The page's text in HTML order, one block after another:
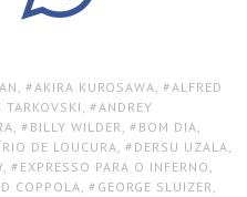
, AKIRA KUROSAWA, ALFRED
TARKOVSKI , ANDREY
, BILLY WILDER, BOM DIA,
DE LOUCURA, DERSU UZALA,
, EXPRESSO PARA O INFERNO ,
COPPOLA, GEORGE SLUIZER,